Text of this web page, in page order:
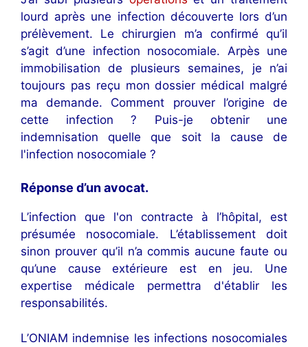
lourd après une infection découverte lors d’un
prélèvement. Le chirurgien m’a confirmé qu’il
s’agit d’une infection nosocomiale. Arpès une
immobilisation de plusieurs semaines, je n’ai
toujours pas reçu mon dossier médical malgré
ma demande. Comment prouver l’origine de
cette infection ? Puis-je obtenir une
indemnisation quelle que soit la cause de
l'infection nosocomiale ?
Réponse d’un avocat.
L’infection que l'on contracte à l’hôpital, est
présumée nosocomiale. L’établissement doit
sinon prouver qu’il n’a commis aucune faute ou
qu’une cause extérieure est en jeu. Une
expertise médicale permettra d'établir les
responsabilités.
L’ONIAM indemnise les infections nosocomiales